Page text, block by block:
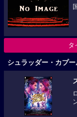
タ
シュラッダー・カプ